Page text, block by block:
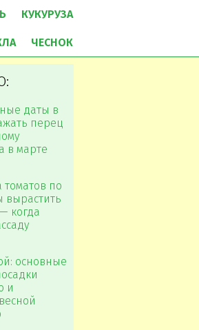
КУКУРУЗА
ЧЕСНОК
даты в
перец
в марте
томатов по
вырастить
когда
основные
и